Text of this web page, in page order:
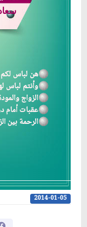
هن لباس لكم
وأنتم لباس
الزواج
عقبات أمام
الرحمة بين
2014-01-05